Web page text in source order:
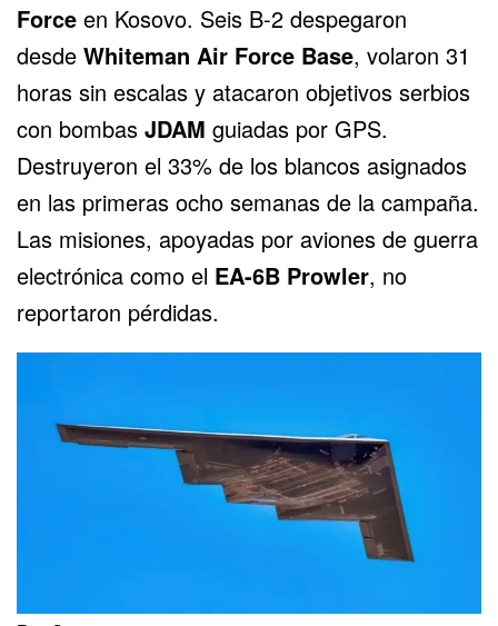
Force en Kosovo. Seis B-2 despegaron
desde Whiteman Air Force Base, volaron 31
horas sin escalas y atacaron objetivos serbios
con bombas JDAM guiadas por GPS.
Destruyeron el 33% de los blancos asignados
en las primeras ocho semanas de la campaña.
Las misiones, apoyadas por aviones de guerra
electrónica como el EA-6B Prowler, no
reportaron pérdidas.